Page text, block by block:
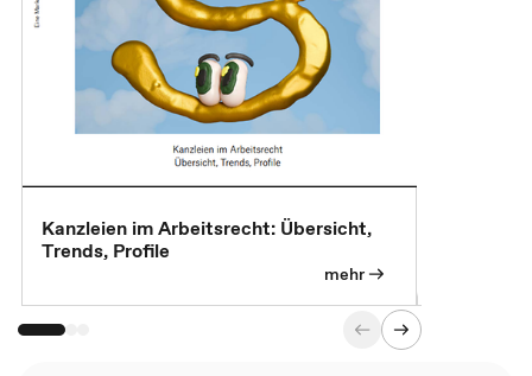
Kanzleien im Arbeitsrecht: Übersicht,
Trends, Profile
mehr